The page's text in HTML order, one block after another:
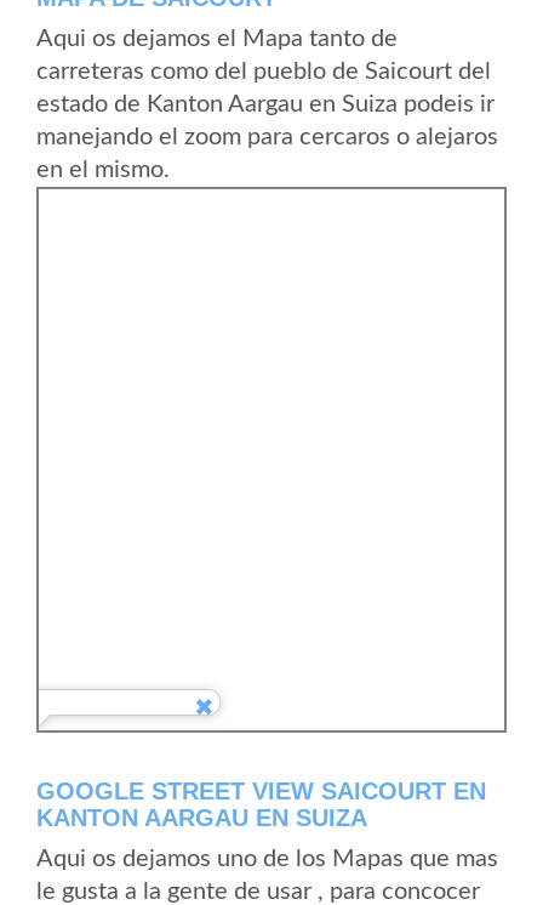
Aqui os dejamos el Mapa tanto de
carreteras como del pueblo de Saicourt del
estado de Kanton Aargau en Suiza podeis ir
manejando el zoom para cercaros o alejaros
en el mismo.
GOOGLE STREET VIEW SAICOURT EN
KANTON AARGAU EN SUIZA
Aqui os dejamos uno de los Mapas que mas
le gusta a la gente de usar , para concocer